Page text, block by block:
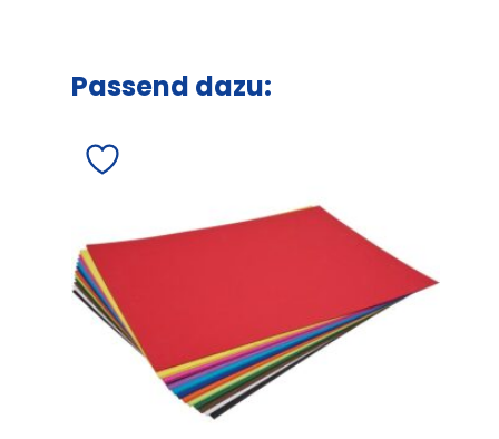
Passend dazu: